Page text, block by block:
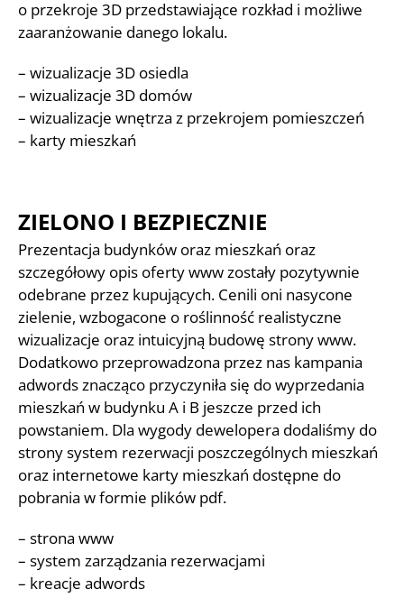
o przekroje 3D przedstawiające rozkład i możliwe
zaaranżowanie danego lokalu.
– wizualizacje 3D osiedla
– wizualizacje 3D domów
– wizualizacje wnętrza z przekrojem pomieszczeń
– karty mieszkań
ZIELONO I BEZPIECZNIE
Prezentacja budynków oraz mieszkań oraz
szczegółowy opis oferty www zostały pozytywnie
odebrane przez kupujących. Cenili oni nasycone
zielenie, wzbogacone o roślinność realistyczne
wizualizacje oraz intuicyjną budowę strony www.
Dodatkowo przeprowadzona przez nas kampania
adwords znacząco przyczyniła się do wyprzedania
mieszkań w budynku A i B jeszcze przed ich
powstaniem. Dla wygody dewelopera dodaliśmy do
strony system rezerwacji poszczególnych mieszkań
oraz internetowe karty mieszkań dostępne do
pobrania w formie plików pdf.
– strona www
– system zarządzania rezerwacjami
– kreacje adwords